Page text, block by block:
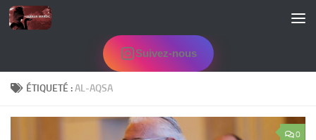
Skip to content
Suivez-nous
ÉTIQUETÉ :AL-AQSA
0